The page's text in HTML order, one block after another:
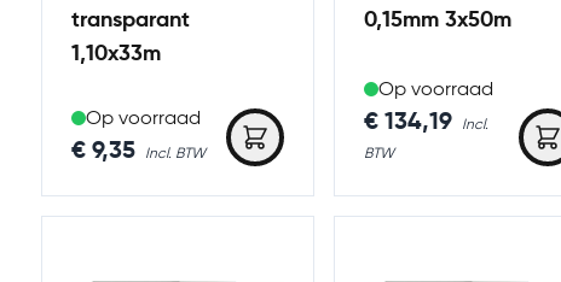
available
available
available
available
transparant
1,10x33m
Op voorraad
€ 9,35
0,15mm 3x50m
Op voorraad
€ 134,19